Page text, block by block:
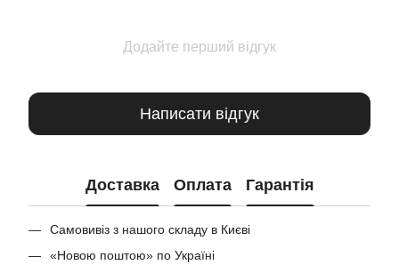
Додайте перший відгук
Написати відгук
Доставка Оплата Гарантія
Самовивіз з нашого складу в Києві
«Новою поштою» по Україні